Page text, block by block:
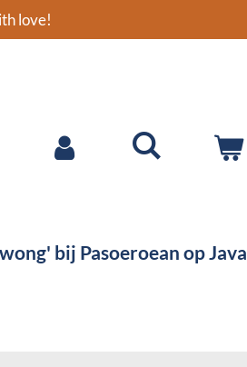
love!
bij Pasoeroean op Java